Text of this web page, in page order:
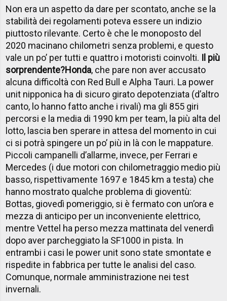
Non era un aspetto da dare per scontato, anche se la
stabilità dei regolamenti poteva essere un indizio
piuttosto rilevante. Certo è che le monoposto del
2020 macinano chilometri senza problemi, e questo
vale un po’ per tutti e quattro i motoristi coinvolti. Il più
sorprendente?Honda, che pare non aver accusato
alcuna difficoltà con Red Bull e Alpha Tauri. La power
unit nipponica ha di sicuro girato depotenziata (d’altro
canto, lo hanno fatto anche i rivali) ma gli 855 giri
percorsi e la media di 1990 km per team, la più alta del
lotto, lascia ben sperare in attesa del momento in cui
ci si potrà spingere un po’ più in là con le mappature.
Piccoli campanelli d’allarme, invece, per Ferrari e
Mercedes (i due motori con chilometraggio medio più
basso, rispettivamente 1697 e 1845 km a testa) che
hanno mostrato qualche problema di gioventù:
Bottas, giovedì pomeriggio, si è fermato con un’ora e
mezza di anticipo per un inconveniente elettrico,
mentre Vettel ha perso mezza mattinata del venerdì
dopo aver parcheggiato la SF1000 in pista. In
entrambi i casi le power unit sono state smontate e
rispedite in fabbrica per tutte le analisi del caso.
Comunque, normale amministrazione nei test
invernali.